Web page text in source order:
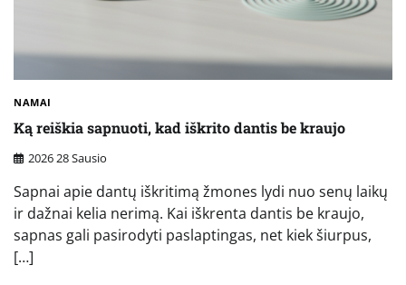
NAMAI
Ką reiškia sapnuoti, kad iškrito dantis be kraujo
2026 28 Sausio
Sapnai apie dantų iškritimą žmones lydi nuo senų laikų
ir dažnai kelia nerimą. Kai iškrenta dantis be kraujo,
sapnas gali pasirodyti paslaptingas, net kiek šiurpus,
[…]